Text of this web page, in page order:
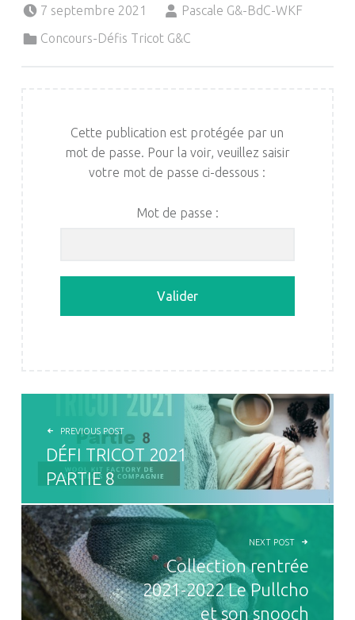
7 septembre 2021
Pascale G&-BdC-WKF
Concours-Défis Tricot G&C
Cette publication est protégée par un
mot de passe. Pour la voir, veuillez saisir
votre mot de passe ci-dessous :
Mot de passe :
NAVIGATION DE L’ARTICLE
PREVIOUS POST
DÉFI TRICOT 2021
PARTIE 8
NEXT POST
Collection rentrée
2021-2022 Le Pullcho
et son snooch